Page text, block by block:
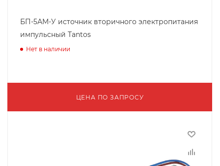
БП-5АМ-У источник вторичного электропитания
импульсный Tantos
Нет в наличии
ЦЕНА ПО ЗАПРОСУ